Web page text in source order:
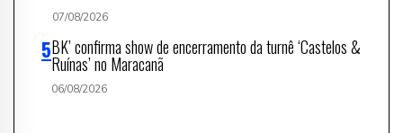
07/08/2026
BK’ confirma show de encerramento da turnê ‘Castelos &
Ruínas’ no Maracanã
06/08/2026